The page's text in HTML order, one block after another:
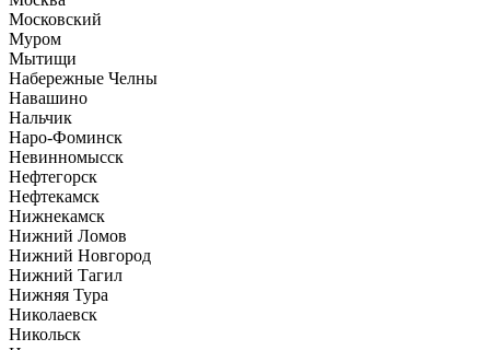
Московский
Муром
Мытищи
Набережные Челны
Навашино
Нальчик
Наро-Фоминск
Невинномысск
Нефтегорск
Нефтекамск
Нижнекамск
Нижний Ломов
Нижний Новгород
Нижний Тагил
Нижняя Тура
Николаевск
Никольск